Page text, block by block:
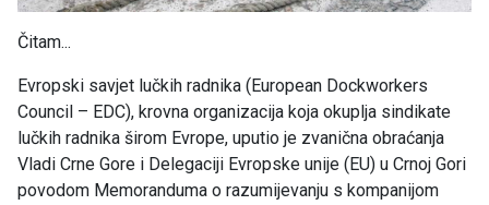
Čitam...
Evropski savjet lučkih radnika (European Dockworkers
Council – EDC), krovna organizacija koja okuplja sindikate
lučkih radnika širom Evrope, uputio je zvanična obraćanja
Vladi Crne Gore i Delegaciji Evropske unije (EU) u Crnoj Gori
povodom Memoranduma o razumijevanju s kompanijom